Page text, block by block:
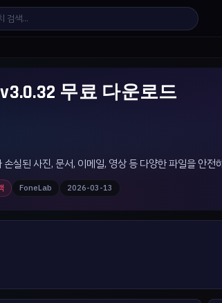
무료 다운로드
된 사진, 문서, 이메일, 영상 등 다양한 파일을 안전
FoneLab 2026-03-13